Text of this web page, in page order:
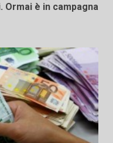
è in campagna